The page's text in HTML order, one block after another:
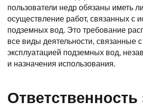
пользователи недр обязаны иметь
осуществление работ, связанных с
подземных вод. Это требование
все виды деятельности, связанные
эксплуатацией подземных вод,
и назначения использования.
Ответственность